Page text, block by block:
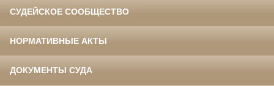
СУДЕЙСКОЕ СООБЩЕСТВО
НОРМАТИВНЫЕ АКТЫ
ДОКУМЕНТЫ СУДА